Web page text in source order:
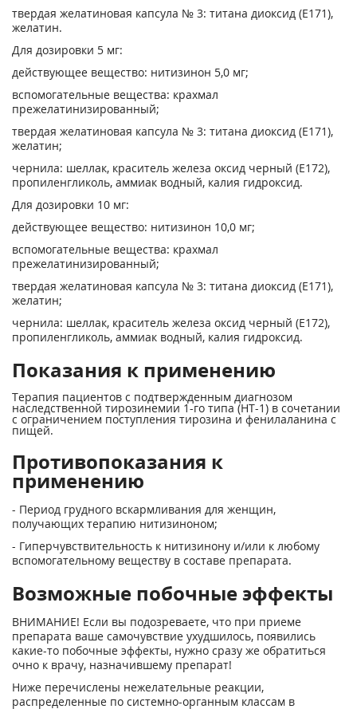
твердая желатиновая капсула № 3: титана диоксид (Е171),
желатин.
Для дозировки 5 мг:
действующее вещество: нитизинон 5,0 мг;
вспомогательные вещества: крахмал
прежелатинизированный;
твердая желатиновая капсула № 3: титана диоксид (Е171),
желатин;
чернила: шеллак, краситель железа оксид черный (Е172),
пропиленгликоль, аммиак водный, калия гидроксид.
Для дозировки 10 мг:
действующее вещество: нитизинон 10,0 мг;
вспомогательные вещества: крахмал
прежелатинизированный;
твердая желатиновая капсула № 3: титана диоксид (Е171),
желатин;
чернила: шеллак, краситель железа оксид черный (Е172),
пропиленгликоль, аммиак водный, калия гидроксид.
Показания к применению
Терапия пациентов с подтвержденным диагнозом
наследственной тирозинемии 1-го типа (НТ-1) в сочетании
с ограничением поступления тирозина и фенилаланина с
пищей.
Противопоказания к
применению
- Период грудного вскармливания для женщин,
получающих терапию нитизиноном;
- Гиперчувствительность к нитизинону и/или к любому
вспомогательному веществу в составе препарата.
Возможные побочные эффекты
ВНИМАНИЕ! Если вы подозреваете, что при приеме
препарата ваше самочувствие ухудшилось, появились
какие-то побочные эффекты, нужно сразу же обратиться
очно к врачу, назначившему препарат!
Ниже перечислены нежелательные реакции,
распределенные по системно-органным классам в